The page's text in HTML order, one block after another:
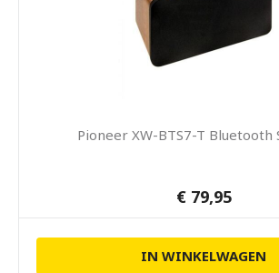
Pioneer XW-BTS7-T Bluetooth
€ 79,95
IN WINKELWAGEN